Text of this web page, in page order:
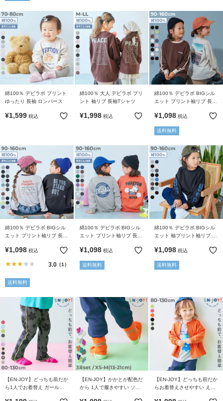
綿100％ デビラボ プリント
ゆったり 長袖 ロンパース
¥1,599 税込
綿100％ 大人 デビラボ プリ
ント 袖リブ 長袖Tシャツ
¥1,998 税込
綿100％ デビラボ BIGシル
エット プリント袖リブ 長袖
¥1,098 税込
送料無料
綿100％ デビラボ BIGシル
エット プリント袖リブ 長袖
¥1,098 税込
3.0（1）
送料無料
綿100％ デビラボ BIGシル
エット プリント袖リブ 長袖
¥1,098 税込
送料無料
綿100％ デビラボ BIGシル
エット 袖プリント袖リブ 長
¥1,098 税込
送料無料
【EN-JOY】どっちも前だか
ら1人でお着替え ガールズ
【EN-JOY】かかとが配色だ
から 1人で履きやすい ソッ
【EN-JOY】どっちも前だか
らお着替えさせやすい えら